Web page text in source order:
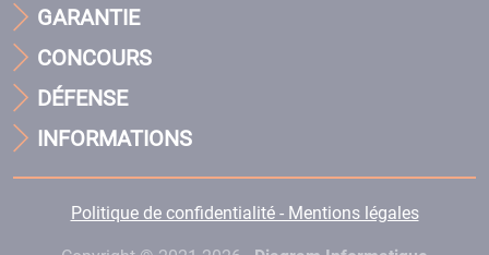
GARANTIE
CONCOURS
DÉFENSE
INFORMATIONS
Politique de confidentialité - Mentions légales